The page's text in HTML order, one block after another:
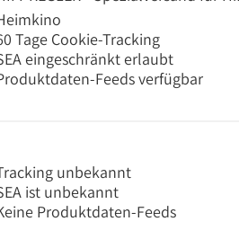
Tage Cookie-Tracking
eingeschränkt erlaubt
Feeds verfügbar
unbekannt
ist unbekannt
Produktdaten-Feeds